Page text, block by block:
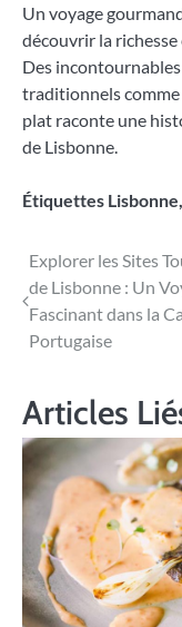
Un voyage
découvrir la
Des
traditionnels comme
plat raconte une
de Lisbonne.
Étiquettes Lisbonne,
Navigation
de
l’article
Explorer les Sites
de Lisbonne : Un
Fascinant dans la
Portugaise
Articles